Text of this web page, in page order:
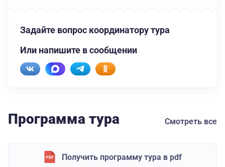
Задайте вопрос координатору тура
Или напишите в сообщении
Программа тура Смотреть все
Получить программу тура в pdf